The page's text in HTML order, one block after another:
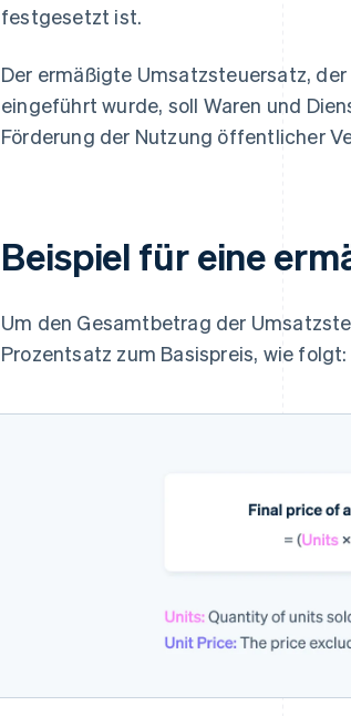
festgesetzt ist.
Der ermäßigte Umsatzsteuersatz,
eingeführt wurde, soll Waren und
Förderung der Nutzung öffentlicher
Beispiel für eine
Um den Gesamtbetrag der
Prozentsatz zum Basispreis, wie folgt: